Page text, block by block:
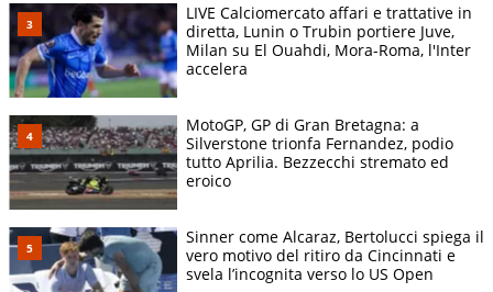
LIVE Calciomercato affari e trattative in
diretta, Lunin o Trubin portiere Juve,
Milan su El Ouahdi, Mora-Roma, l'Inter
accelera
MotoGP, GP di Gran Bretagna: a
Silverstone trionfa Fernandez, podio
tutto Aprilia. Bezzecchi stremato ed
eroico
Sinner come Alcaraz, Bertolucci spiega il
vero motivo del ritiro da Cincinnati e
svela l’incognita verso lo US Open